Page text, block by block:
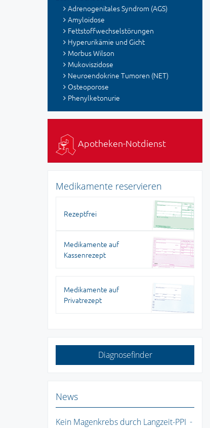
Adrenogenitales Syndrom (AGS)
Amyloidose
Fettstoffwechselstörungen
Hyperurikämie und Gicht
Morbus Wilson
Mukoviszidose
Neuroendokrine Tumoren (NET)
Osteoporose
Phenylketonurie
Apotheken-Notdienst
Medikamente reservieren
Rezeptfrei
Medikamente auf
Kassenrezept
Medikamente auf
Privatrezept
Diagnosefinder
News
Kein Magenkrebs durch Langzeit-PPI